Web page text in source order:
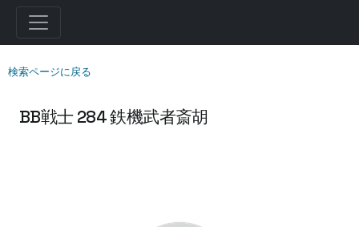
検索ページに戻る
BB戦士 284 鉄機武者斎胡